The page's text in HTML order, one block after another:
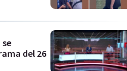
del 26